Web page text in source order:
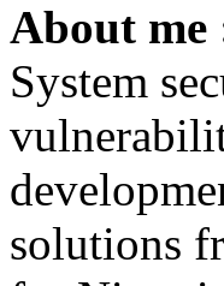
About me
System
solutions